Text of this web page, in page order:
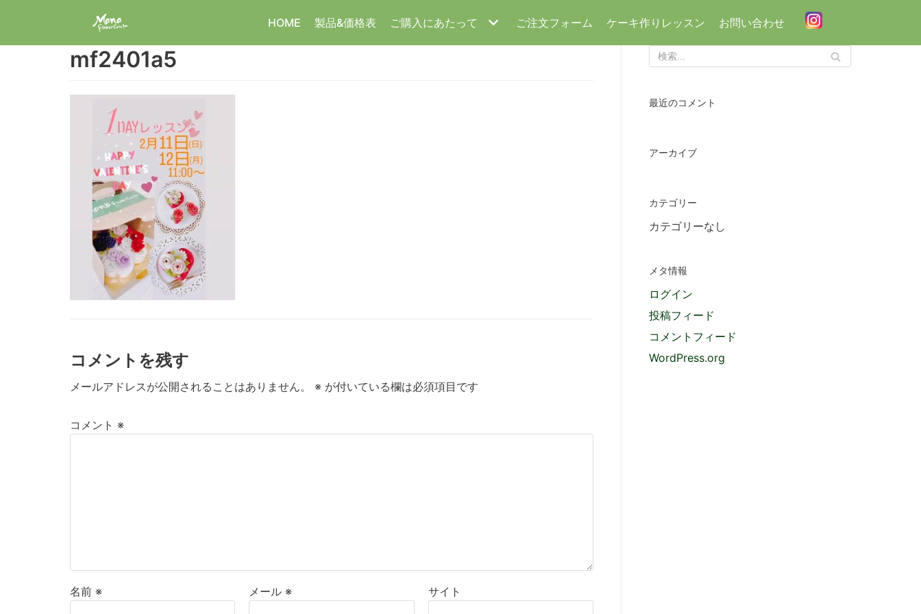
HOME 製品&価格表 ご購入にあたって ご注文フォーム ケーキ作りレッスン お問い合わせ
mf2401a5
コメントを残す
メールアドレスが公開されることはありません。 ※ が付いている欄は必須項目です
コメント ※
名前 ※ メール ※ サイト
最近のコメント
アーカイブ
カテゴリー
カテゴリーなし
メタ情報
ログイン
投稿フィード
コメントフィード
WordPress.org